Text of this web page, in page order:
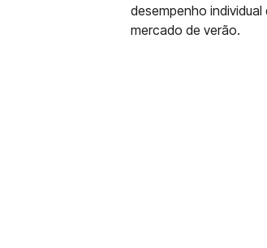
desempenho
mercado de verão.